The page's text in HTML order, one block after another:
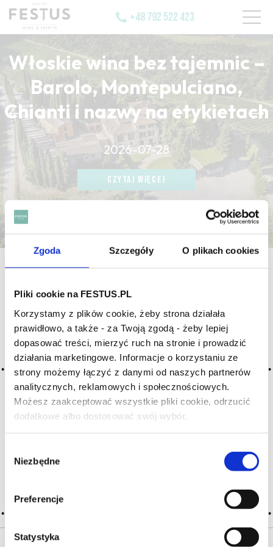
Zgoda Szczegóły O plikach cookies
Pliki cookie na FESTUS.PL
Korzystamy z plików cookie, żeby strona działała
prawidłowo, a także - za Twoją zgodą - żeby lepiej
dopasować treści, mierzyć ruch na stronie i prowadzić
działania marketingowe. Informacje o korzystaniu ze
strony możemy łączyć z danymi od naszych partnerów
analitycznych, reklamowych i społecznościowych.
Możesz zaakceptować wszystkie pliki cookie, odrzucić
dodatkowe albo dostosować swój wybór.
zgody
Niezbędne
Preferencje
Statystyka
Czy masz ukończone 18 lat?
+48 792 522 423
Włoskie wina bez tajemnic –
Barolo, Montepulciano,
Chianti i nazwy na etykietach
2026-07-28
CZYTAJ WIĘCEJ
CZYTAJ WIĘCEJ
CZYTAJ WIĘCEJ
strona główna / acéteux
Archiwum wpisów tagu:
acéteux
octowe
2016-05-10
ostre, nadmiernie cierpkie wino, w którym wyczuwa się
zapach octu i octanu etylu; zwykle następstwo zbyt dużego
najczęściej powodem zepsucia wina … Więcej octowe →